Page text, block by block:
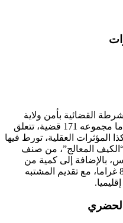
القضائية بأمن ولاية
بومرداس، خلال شهر ديسمبر 2025، ما مجموعه 171 قضية، تتعلق
المؤثرات العقلية، تورط فيها
21.87 كلغ من “الكيف المعالج”، من صنف
2242 قرص مهلوس، بالإضافة إلى كمية من
المخدرات الصلبة “كوكايين” قدرها 80 غراما، مع تقديم المشتبه